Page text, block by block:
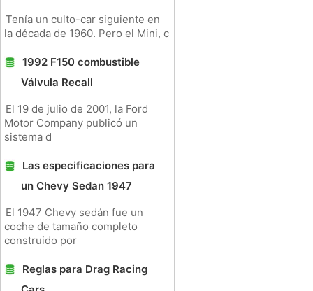
Tenía un culto-car siguiente en
la década de 1960. Pero el Mini, c
1992 F150 combustible
Válvula Recall
El 19 de julio de 2001, la Ford
Motor Company publicó un
sistema d
Las especificaciones para
un Chevy Sedan 1947
El 1947 Chevy sedán fue un
coche de tamaño completo
construido por
Reglas para Drag Racing